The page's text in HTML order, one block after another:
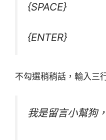
{SPACE}
{ENTER}
不勾選稍稍話，輸入三
我是留言小幫狗